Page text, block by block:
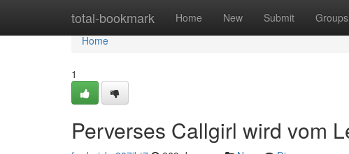
total-bookmark Home New Submit Groups
Home
Home
1
Perverses Callgirl wird vom